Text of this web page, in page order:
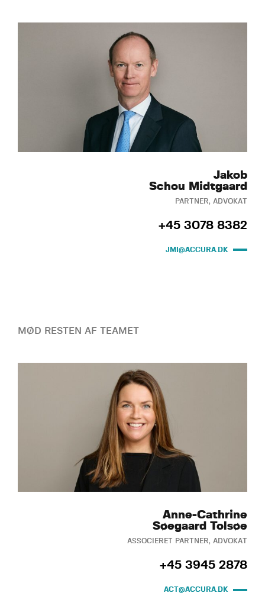
Jakob
Schou Midtgaard
PARTNER, ADVOKAT
+45 3078 8382
JMI@ACCURA.DK
MØD RESTEN AF TEAMET
Anne-Cathrine
Søegaard Tolsøe
ASSOCIERET PARTNER, ADVOKAT
+45 3945 2878
ACT@ACCURA.DK